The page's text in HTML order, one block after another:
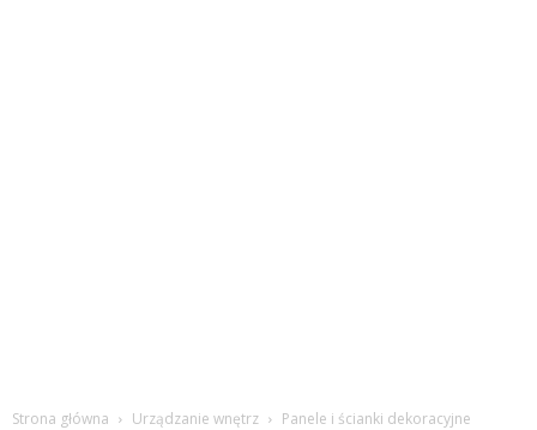
Strona główna Urządzanie wnętrz Panele i ścianki dekoracyjne